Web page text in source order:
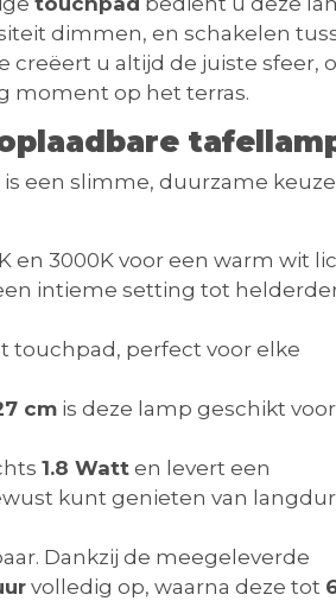
dimmen, en schakelen
creëert u altijd de juiste sfeer,
moment op het terras.
een slimme, duurzame
en 3000K voor een warm wit
intieme setting tot
touchpad, perfect voor elke
cm is deze lamp geschikt
1.8 Watt en levert een
kunt genieten van
Dankzij de meegeleverde
volledig op, waarna deze tot